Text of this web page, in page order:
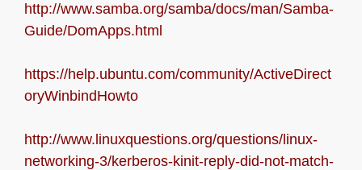
http://www.samba.org/samba/docs/man/Samba-
Guide/DomApps.html
https://help.ubuntu.com/community/ActiveDirect
oryWinbindHowto
http://www.linuxquestions.org/questions/linux-
networking-3/kerberos-kinit-reply-did-not-match-